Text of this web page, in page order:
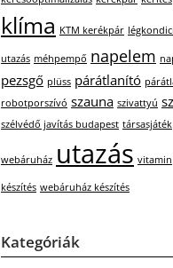
klíma KTM kerékpár
utazás méhpempő napelem
pezsgő plüss párátlanító
robotporszívó szauna szivattyú
szélvédő javítás budapest társasjáték
webáruház utazás vitamin
készítés webáruház készítés
Kategóriák